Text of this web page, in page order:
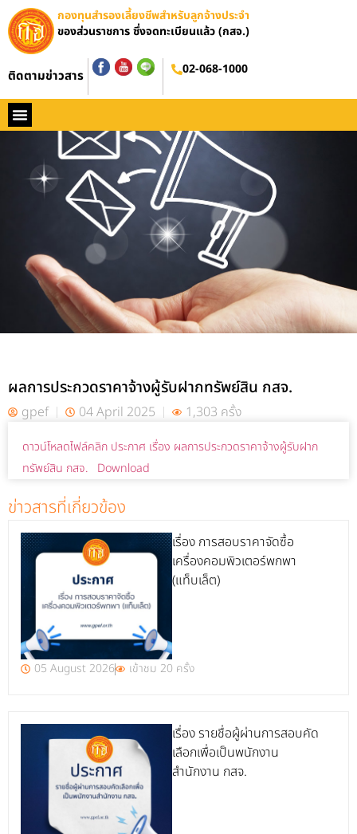
กองทุนสำรองเลี้ยงชีพสำหรับลูกจ้างประจำ
ของส่วนราชการ ซึ่งจดทะเบียนแล้ว (กสจ.)
ติดตามข่าวสาร 02-068-1000
ผลการประกวดราคาจ้างผู้รับฝากทรัพย์สิน กสจ.
gpef 04 April 2025 1,303 ครั้ง
ดาวน์โหลดไฟล์คลิก ประกาศ เรื่อง ผลการประกวดราคาจ้างผู้รับฝาก
ทรัพย์สิน กสจ.
Download
ข่าวสารที่เกี่ยวข้อง
เรื่อง การสอบราคาจัดซื้อ
เครื่องคอมพิวเตอร์พกพา
(แท็บเล็ต)
05 August 2026 เข้าชม 20 ครั้ง
เรื่อง รายชื่อผู้ผ่านการสอบคัด
เลือกเพื่อเป็นพนักงาน
สำนักงาน กสจ.